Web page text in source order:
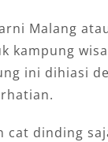
Malang
kampung
ini dihiasi
cat dinding